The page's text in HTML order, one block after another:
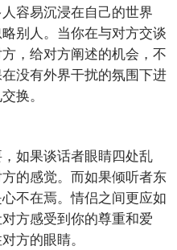
容易沉浸在自己的世界
别人。当你在与对方交谈
，给对方阐述的机会，不
没有外界干扰的氛围下进
换。
如果谈话者眼睛四处乱
的感觉。而如果倾听者东
不在焉。情侣之间更应如
方感受到你的尊重和爱
方的眼睛。